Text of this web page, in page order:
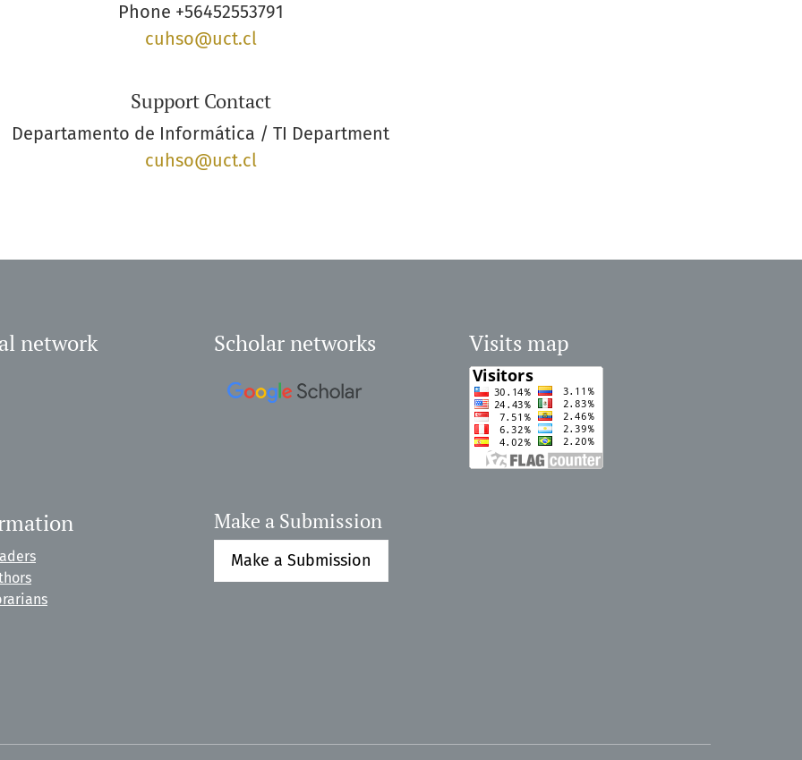
Phone +56452553791
cuhso@uct.cl
Support Contact
Departamento de Informática / TI Department
cuhso@uct.cl
network Scholar networks Visits map
Make a Submission
Make a Submission